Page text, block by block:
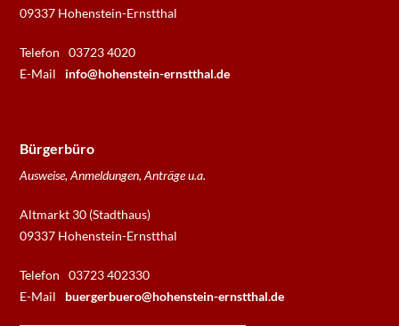
09337 Hohenstein-Ernstthal
Telefon
03723 4020
E-Mail
info@hohenstein-ernstthal.de
Bürgerbüro
Ausweise, Anmeldungen, Anträge u.a.
Altmarkt 30 (Stadthaus)
09337 Hohenstein-Ernstthal
Telefon
03723 402330
E-Mail
buergerbuero@hohenstein-ernstthal.de